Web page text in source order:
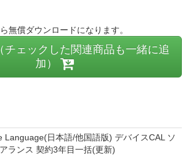
無償ダウンロードになります。
チェックした関連商品も一緒に追
加）
Language(日本語/他国語版) デバイスCAL ソ
ランス 契約3年目一括(更新)